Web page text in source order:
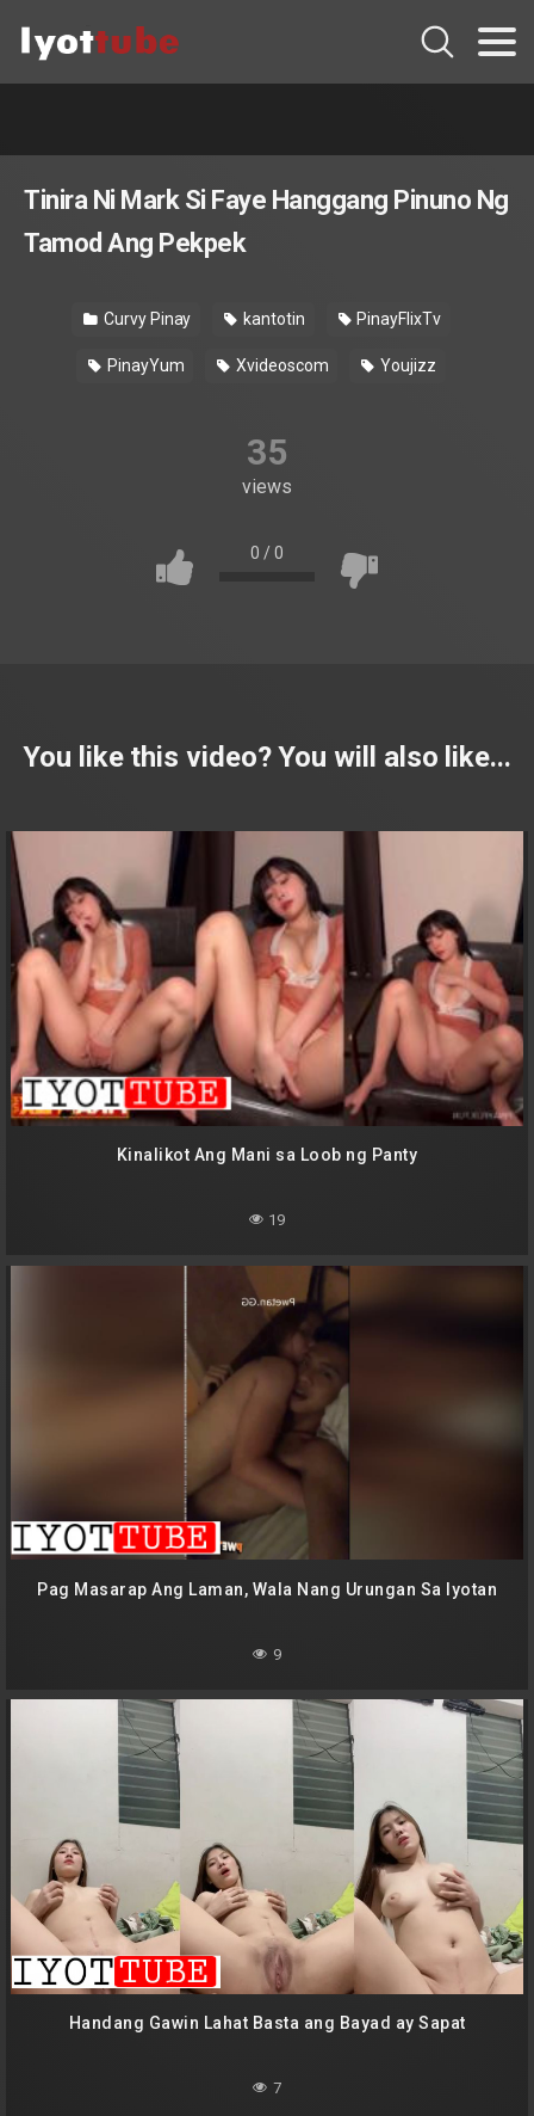
Tinira Ni Mark Si Faye Hanggang Pinuno Ng
Tamod Ang Pekpek
Curvy Pinay kantotin PinayFlixTv
PinayYum Xvideoscom Youjizz
35
views
0 /0
You like this video? You will also like...
Kinalikot Ang Mani sa Loob ng Panty
19
Pag Masarap Ang Laman, Wala Nang Urungan Sa Iyotan
9
Handang Gawin Lahat Basta ang Bayad ay Sapat
7